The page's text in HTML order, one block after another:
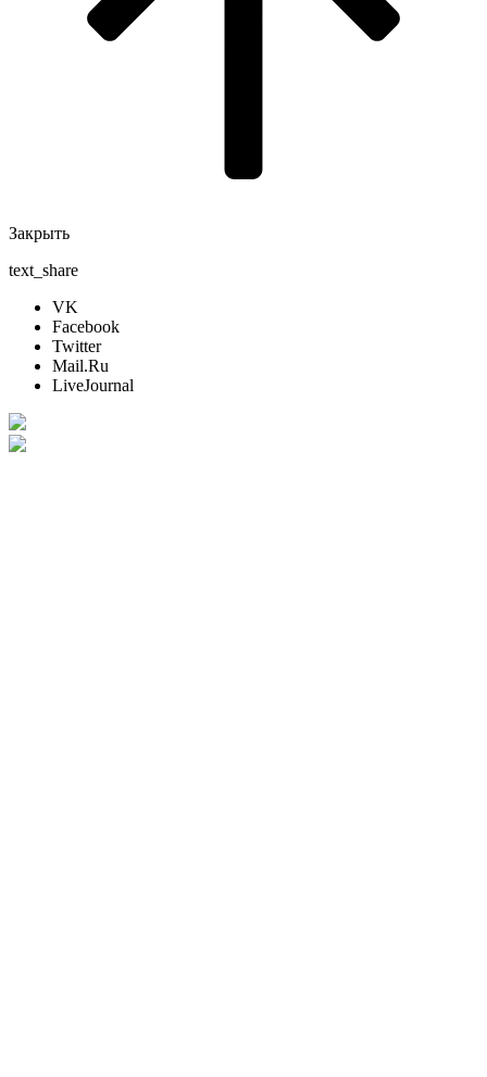
Закрыть
text_share
VK
Facebook
Twitter
Mail.Ru
LiveJournal